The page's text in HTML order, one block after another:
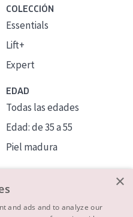
COLECCIÓN
Essentials
Lift+
Expert
EDAD
Todas las edades
Edad: de 35 a 55
Piel madura
×
and ads and to analyze our